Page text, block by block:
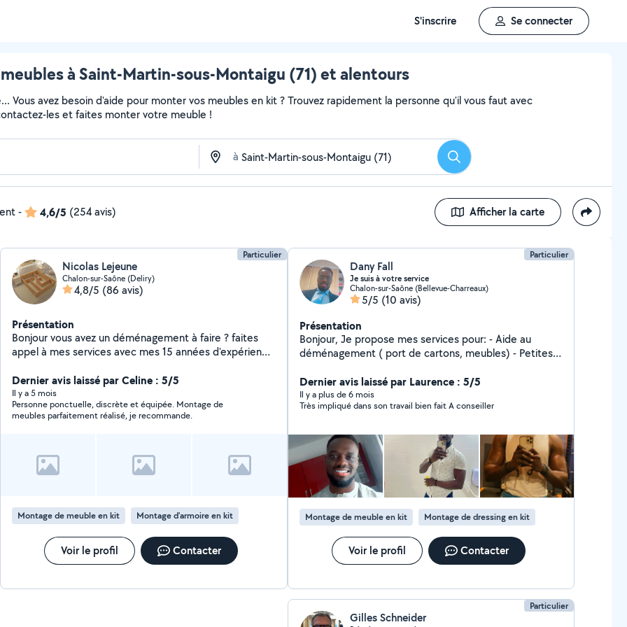
S'inscrire Se connecter
à Saint-Martin-sous-Montaigu (71) et alentours
Vous avez besoin d'aide pour monter vos meubles en kit ? Trouvez rapidement la personne qu'il vous faut avec
les et faites monter votre meuble !
à Rechercher
- 4,6/5 (254 avis) Afficher la carte
Particulier
Nicolas Lejeune
Chalon-sur-Saône (Deliry)
4,8/5 (86 avis)
Présentation
Bonjour vous avez un déménagement à faire ? faites
appel à mes services avec mes 15 années d'expérience
pour un bon déménagement , je peux également
monter vos meubles .
Dernier avis laissé par Celine : 5/5
Il y a 5 mois
Personne ponctuelle, discrète et équipée. Montage de
meubles parfaitement réalisé, je recommande.
Montage de meuble en kit Montage d'armoire en kit
Voir le profil Contacter
Particulier
Dany Fall
Je suis à votre service
Chalon-sur-Saône (Bellevue-Charreaux)
5/5 (10 avis)
Présentation
Bonjour, Je propose mes services pour: - Aide au
déménagement ( port de cartons, meubles) - Petites
meubles ( IKEA , Conforama etc ) -Nettoyage de
voiture à domicile -Courses ou petits services du
quotidien # Disponible en soirée et les week-ends #
N'hésitez pas à me contacter pour toutes demande, je
réponds rapidement Tarifs raisonnable selon le service
À bientôt
Dernier avis laissé par Laurence : 5/5
Il y a plus de 6 mois
Très impliqué dans son travail bien fait A conseiller
Montage de meuble en kit Montage de dressing en kit
Voir le profil Contacter
Particulier
Gilles Schneider